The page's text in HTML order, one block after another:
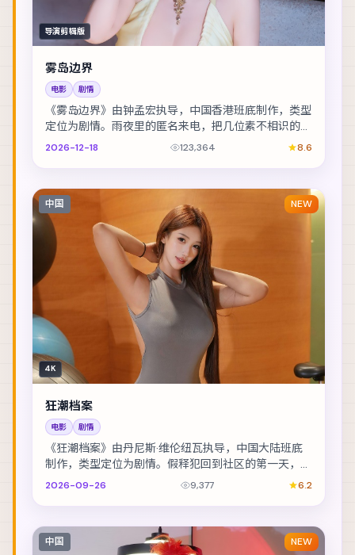
导演剪辑版
雾岛边界
电影 剧情
《雾岛边界》由钟孟宏执导，中国香港班底制作，类型
定位为剧情。雨夜里的匿名来电，把几位素不相识的人
推向同一条危途。主演包括张译、凯特·布兰切特、黄...
2026-12-18 123,364 8.6
中国 NEW
4K
狂潮档案
电影 剧情
《狂潮档案》由丹尼斯·维伦纽瓦执导，中国大陆班底
制作，类型定位为剧情。假释犯回到社区的第一天，就
收到威胁要他还一笔不存在的债。主演包括黄政民、
2026-09-26 9,377 6.2
中国 NEW